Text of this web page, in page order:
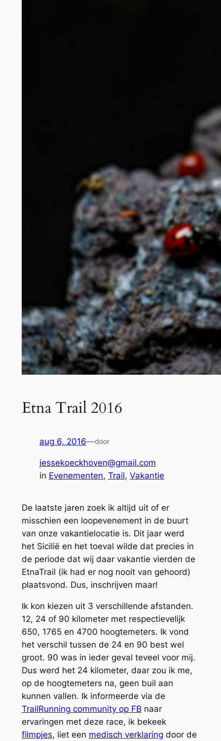
Etna Trail 2016
aug 6, 2016—door
jessekoeckhoven@gmail.com
in Evenementen, Trail, Vakantie
De laatste jaren zoek ik altijd uit of er
misschien een loopevenement in de buurt
van onze vakantielocatie is. Dit jaar werd
het Sicilië en het toeval wilde dat precies in
de periode dat wij daar vakantie vierden de
EtnaTrail (ik had er nog nooit van gehoord)
plaatsvond. Dus, inschrijven maar!
Ik kon kiezen uit 3 verschillende afstanden.
12, 24 of 90 kilometer met respectievelijk
650, 1765 en 4700 hoogtemeters. Ik vond
het verschil tussen de 24 en 90 best wel
groot. 90 was in ieder geval teveel voor mij.
Dus werd het 24 kilometer, daar zou ik me,
op de hoogtemeters na, geen buil aan
kunnen vallen. Ik informeerde via de
TrailRunning community op FB naar
ervaringen met deze race, ik bekeek
filmpjes, liet een medisch verklaring door de